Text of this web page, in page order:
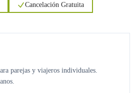
Cancelación Gratuita
parejas y viajeros individuales.